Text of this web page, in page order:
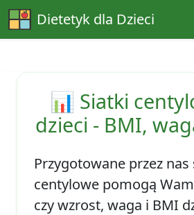
Dietetyk dla Dzieci
📊 Siatki
dzieci - BMI,
Przygotowane przez nas
centylowe pomogą
czywzrost, waga i BMI